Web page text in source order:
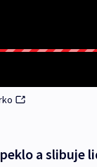
a slibuje